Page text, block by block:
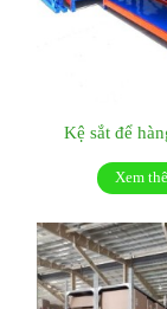
Kệ sắt để
Xem